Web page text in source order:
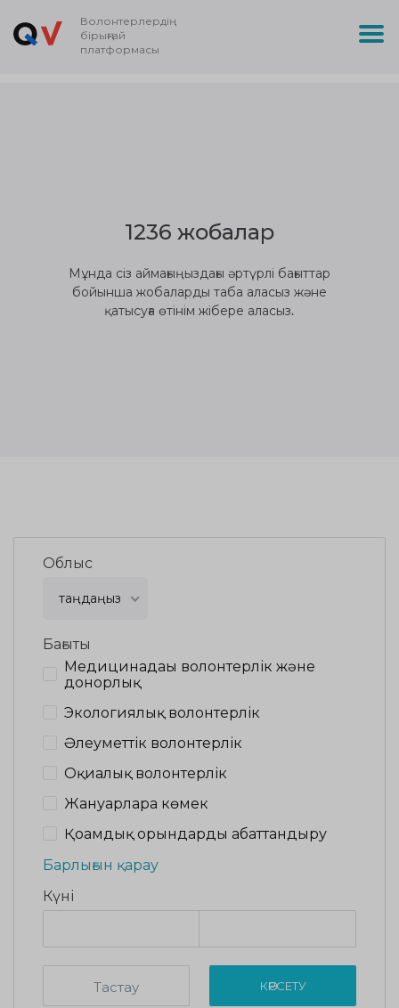
Волонтерлердің
бірыңғай
платформасы
1236 жобалар
Мұнда сіз аймағыңыздағы әртүрлі бағыттар
бойынша жобаларды таба аласыз және
қатысуға өтінім жібере аласыз.
Облыс
таңдаңыз
Бағыты
Медицинадағы волонтерлік және
донорлық
Экологиялық волонтерлік
Әлеуметтік волонтерлік
Оқиғалық волонтерлік
Жануарларға көмек
Қоғамдық орындарды абаттандыру
Барлығын қарау
Күні
Тастау КӨРСЕТУ